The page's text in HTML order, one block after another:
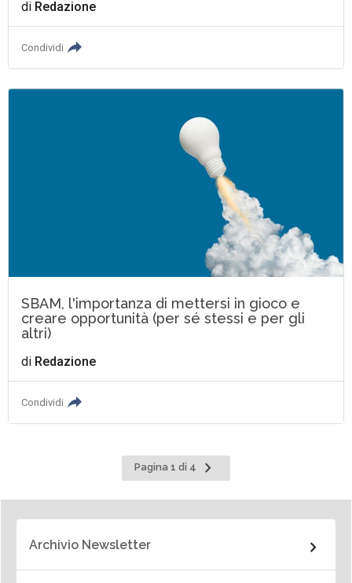
di Redazione
Condividi
SBAM, l'importanza di mettersi in gioco e
creare opportunità (per sé stessi e per gli
altri)
di Redazione
Condividi
Pagina 1 di 4
Pagina
successiva
Archivio Newsletter